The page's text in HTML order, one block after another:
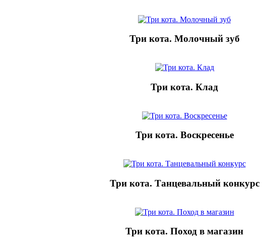
Три кота. Молочный зуб
Три кота. Клад
Три кота. Воскресенье
Три кота. Танцевальный конкурс
Три кота. Поход в магазин